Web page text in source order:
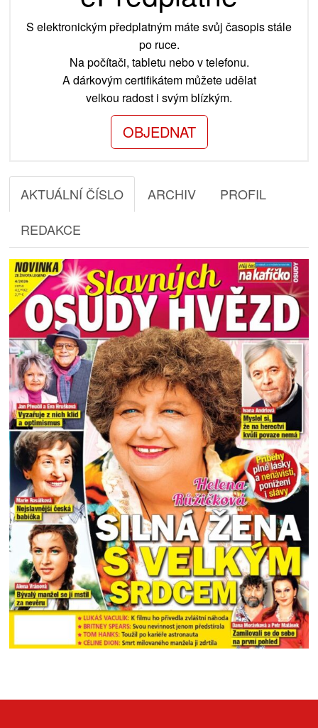
S elektronickým předplatným máte svůj časopis stále
po ruce.
Na počítači, tabletu nebo v telefonu.
A dárkovým certifikátem můžete udělat
velkou radost i svým blízkým.
OBJEDNAT
AKTUÁLNÍ ČÍSLO ARCHIV
PROFIL
REDAKCE